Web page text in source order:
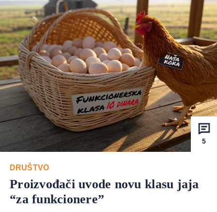
5
DRUŠTVO
Proizvođači uvode novu klasu jaja
“za funkcionere”